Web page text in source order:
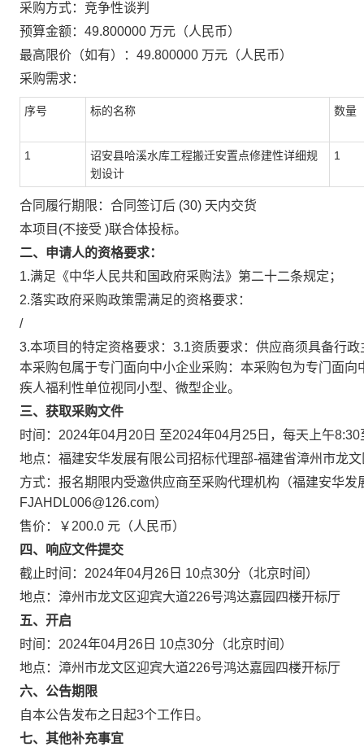
采购方式：竞争性谈判
预算金额：49.800000 万元（人民币）
最高限价（如有）：49.800000 万元（人民币）
采购需求：
序号 标的名称 数量
1
诏安县哈溪水库工程搬迁安置点修建性详细规
划设计
1
合同履行期限：合同签订后 (30) 天内交货
本项目(不接受 )联合体投标。
二、申请人的资格要求：
1.满足《中华人民共和国政府采购法》第二十二条规定；
2.落实政府采购政策需满足的资格要求：
/
3.本项目的特定资格要求：3.1资质要求：供应商须具备行
本采购包属于专门面向中小企业采购：本采购包为专门面
疾人福利性单位视同小型、微型企业。
三、获取采购文件
时间：2024年04月20日 至2024年04月25日，每天上午
地点：福建安华发展有限公司招标代理部-福建省漳州市龙
方式：报名期限内受邀供应商至采购代理机构（福建安华
FJAHDL006@126.com）
售价：￥200.0 元（人民币）
四、响应文件提交
截止时间：2024年04月26日 10点30分（北京时间）
地点：漳州市龙文区迎宾大道226号鸿达嘉园四楼开标厅
五、开启
时间：2024年04月26日 10点30分（北京时间）
地点：漳州市龙文区迎宾大道226号鸿达嘉园四楼开标厅
六、公告期限
自本公告发布之日起3个工作日。
七、其他补充事宜